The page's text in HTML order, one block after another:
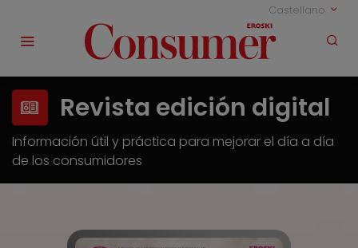
Castellano
Revista edición digital
Información útil y práctica para mejorar el día a día
de los consumidores